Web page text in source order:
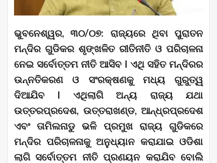
ଭୁବନେଶ୍ୱର, ୩୦/୦୭: ରାଜ୍ୟରେ ଥିବା ପୁରାତନ
ମନ୍ଦିର ଗୁଡିକର ଶୃଙ୍ଖଳିତ ରୀତିନୀତି ଓ ପରିଚାଳନା
ନେଇ ସର୍ବୋତ୍ତମ ନୀତି ଆସିବ I ଏଥି ସହିତ ମନ୍ଦିରର
ଉନ୍ନତିକରଣ ଓ ସଂରକ୍ଷଣକୁ ମଧ୍ୟ ଗୁରୁତ୍ୱ
ଦିଆଯିବ I ଏଥିଲାଗି ଅନ୍ୟ ରାଜ୍ୟ ଯଥା
ଉତ୍ତରପ୍ରଦେଶ, ଉତ୍ତରାଖଣ୍ଡ, ଆନ୍ଧ୍ରପ୍ରଦେଶ
ଏବଂ ତାମିଲନାଡୁ ଭଳି ପ୍ରମୁଖ ରାଜ୍ୟ ଗୁଡିକରେ
ମନ୍ଦିର ପରିଚାଳନାକୁ ଅନୁଧ୍ୟାନ କରାଯାଇ ଓଡିଶା
ଲାଗି ସର୍ବୋତ୍ତମ ନୀତି ପ୍ରଣୟନ କରାଯିବ ବୋଲି